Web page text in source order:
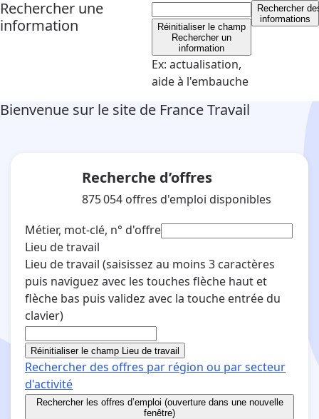
Rechercher une
information
Réinitialiser le champ
Rechercher un
information
Ex: actualisation,
aide à l'embauche
Rechercher
informations
Bienvenue sur le site de France Travail
Recherche d’offres
875 054 offres d'emploi disponibles
Métier, mot-clé, n° d'offre
Lieu de travail
Lieu de travail (saisissez au moins 3 caractères
puis naviguez avec les touches flèche haut et
flèche bas puis validez avec la touche entrée du
clavier)
Réinitialiser le champ Lieu de travail
Rechercher des offres par région ou par secteur
d'activité
Rechercher les offres d’emploi (ouverture dans une nouvelle
fenêtre)